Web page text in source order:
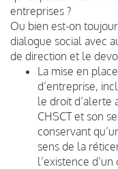
entreprises ?
Ou bien est-on
dialogue social avec
de direction et le
La mise en
d’entreprise,
le droit d’alerte
CHSCT et son
conservant
sens de la
l’existence